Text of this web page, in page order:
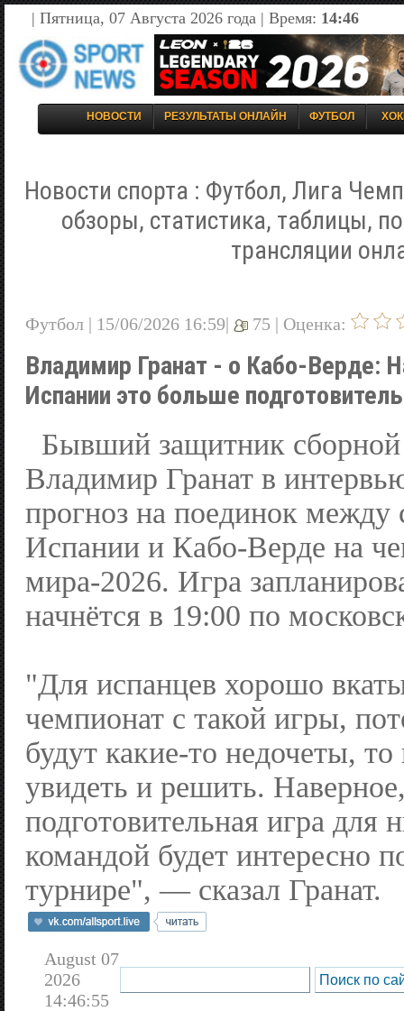
| Пятница, 07 Августа 2026 года | Время: 14:46
НОВОСТИ РЕЗУЛЬТАТЫ ОНЛАЙН ФУТБОЛ
Новости спорта : Футбол, Лига
обзоры, статистика, таблицы,
трансляции
Футбол | 15/06/2026 16:59| 75 | Оценка:
Владимир Гранат - о Кабо-Верде:
Испании это больше
Бывший защитник
Владимир Гранат в
прогноз на поединок
Испании и Кабо-Верде на
мира-2026. Игра
начнётся в 19:00 по
"Для испанцев хорошо
чемпионат с такой игры,
будут какие-то недочеты,
увидеть и решить.
подготовительная игра для
командой будет интересно
турнире", — сказал Гранат.
August 07
2026
14:46:55